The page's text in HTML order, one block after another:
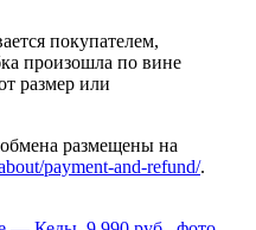
покупателем,
произошла по вине
размер или
размещены на
payment-and-refund/.